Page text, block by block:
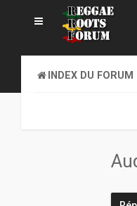
INDEX DU FORUM